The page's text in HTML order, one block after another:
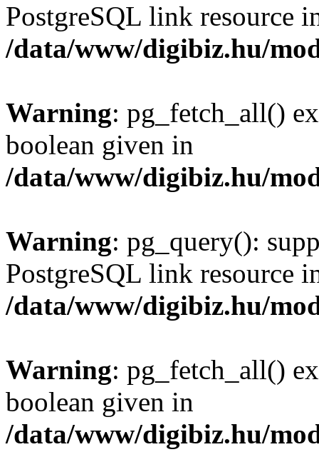
PostgreSQL link resource
/data/www/digibiz.hu/
Warning: pg_fetch_all()
boolean given in
/data/www/digibiz.hu/
Warning: pg_query():
PostgreSQL link resource
/data/www/digibiz.hu/
Warning: pg_fetch_all()
boolean given in
/data/www/digibiz.hu/